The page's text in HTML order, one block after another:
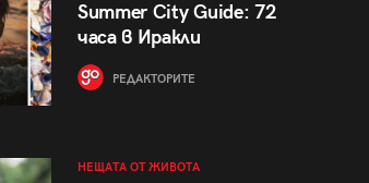
Summer City Guide: 72
часа в Иракли
РЕДАКТОРИТЕ
НЕЩАТА ОТ ЖИВОТА